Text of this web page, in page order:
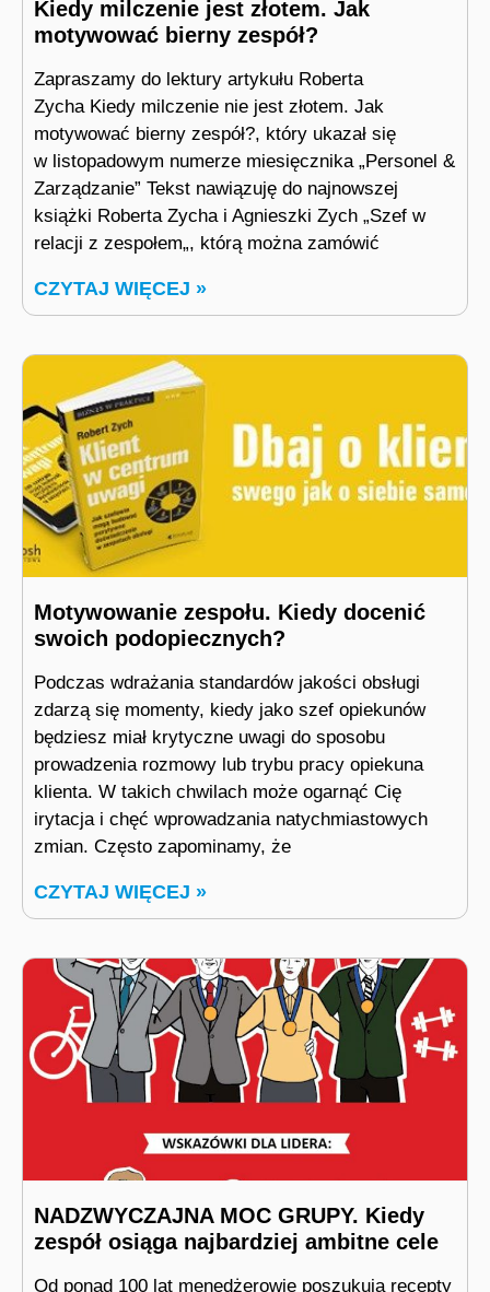
Kiedy milczenie jest złotem. Jak
motywować bierny zespół?
Zapraszamy do lektury artykułu Roberta
Zycha Kiedy milczenie nie jest złotem. Jak
motywować bierny zespół?, który ukazał się
w listopadowym numerze miesięcznika „Personel &
Zarządzanie” Tekst nawiązuję do najnowszej
książki Roberta Zycha i Agnieszki Zych „Szef w
relacji z zespołem„, którą można zamówić
CZYTAJ WIĘCEJ »
Motywowanie zespołu. Kiedy docenić
swoich podopiecznych?
Podczas wdrażania standardów jakości obsługi
zdarzą się momenty, kiedy jako szef opiekunów
będziesz miał krytyczne uwagi do sposobu
prowadzenia rozmowy lub trybu pracy opiekuna
klienta. W takich chwilach może ogarnąć Cię
irytacja i chęć wprowadzania natychmiastowych
zmian. Często zapominamy, że
CZYTAJ WIĘCEJ »
NADZWYCZAJNA MOC GRUPY. Kiedy
zespół osiąga najbardziej ambitne cele
Od ponad 100 lat menedżerowie poszukują recepty